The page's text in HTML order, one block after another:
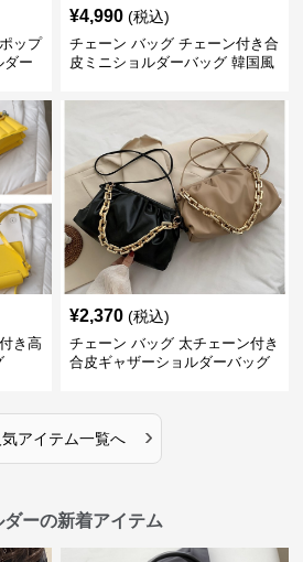
ップ
ダー
¥4,990 (税込)
チェーン バッグ チェーン付き合
皮ミニショルダーバッグ 韓国風
き高
¥2,370 (税込)
チェーン バッグ 太チェーン付き
合皮ギャザーショルダーバッグ
気アイテム一覧へ ›
ーの新着アイテム